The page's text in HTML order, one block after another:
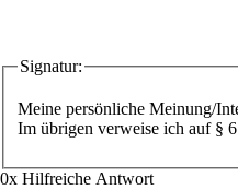
Signatur:
Meine persönliche Meinung/
Im übrigen verweise ich auf §
0x Hilfreiche Antwort